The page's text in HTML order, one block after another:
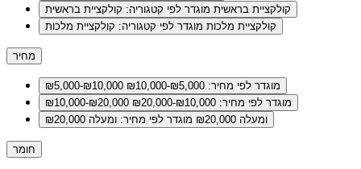
קולקציית בראשית מוגדר לפי קטגוריה: קולקציית בראשית
קולקציית מלכות מוגדר לפי קטגוריה: קולקציית מלכות
מחיר
₪5,000-₪10,000
מוגדר לפי מחיר: ₪5,000-₪10,000
₪10,000-₪20,000
מוגדר לפי מחיר: ₪10,000-₪20,000
ומעלה ₪20,000
מוגדר לפי מחיר: ומעלה ₪20,000
חומר